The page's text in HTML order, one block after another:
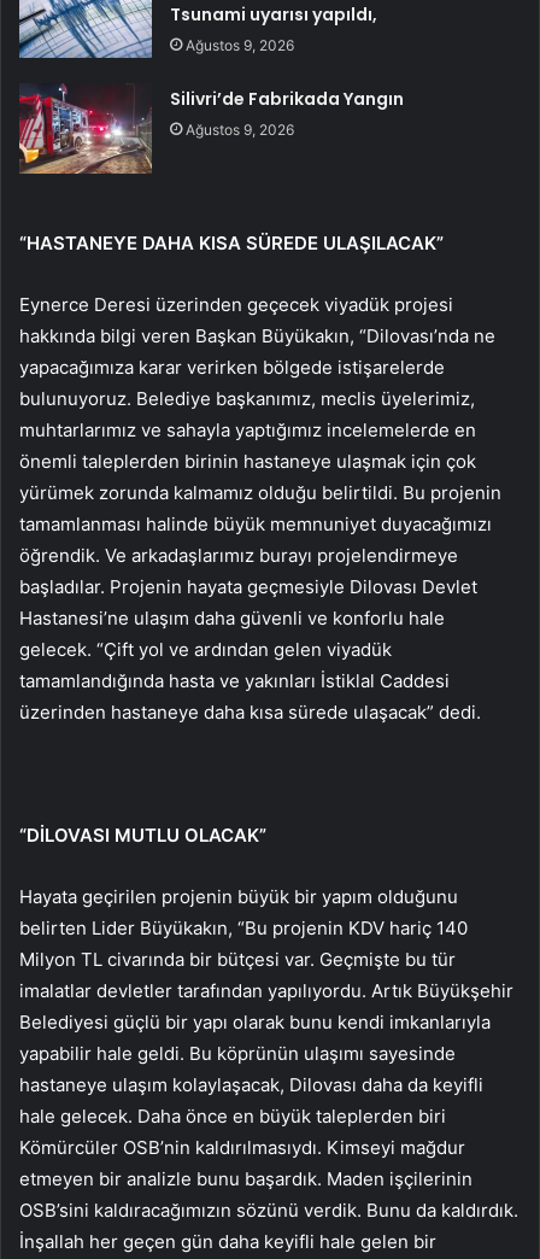
Tsunami uyarısı yapıldı,
Ağustos 9, 2026
Silivri’de Fabrikada Yangın
Ağustos 9, 2026
“HASTANEYE DAHA KISA SÜREDE ULAŞILACAK”
Eynerce Deresi üzerinden geçecek viyadük projesi
hakkında bilgi veren Başkan Büyükakın, “Dilovası’nda ne
yapacağımıza karar verirken bölgede istişarelerde
bulunuyoruz. Belediye başkanımız, meclis üyelerimiz,
muhtarlarımız ve sahayla yaptığımız incelemelerde en
önemli taleplerden birinin hastaneye ulaşmak için çok
yürümek zorunda kalmamız olduğu belirtildi. Bu projenin
tamamlanması halinde büyük memnuniyet duyacağımızı
öğrendik. Ve arkadaşlarımız burayı projelendirmeye
başladılar. Projenin hayata geçmesiyle Dilovası Devlet
Hastanesi’ne ulaşım daha güvenli ve konforlu hale
gelecek. “Çift yol ve ardından gelen viyadük
tamamlandığında hasta ve yakınları İstiklal Caddesi
üzerinden hastaneye daha kısa sürede ulaşacak” dedi.
“DİLOVASI MUTLU OLACAK”
Hayata geçirilen projenin büyük bir yapım olduğunu
belirten Lider Büyükakın, “Bu projenin KDV hariç 140
Milyon TL civarında bir bütçesi var. Geçmişte bu tür
imalatlar devletler tarafından yapılıyordu. Artık Büyükşehir
Belediyesi güçlü bir yapı olarak bunu kendi imkanlarıyla
yapabilir hale geldi. Bu köprünün ulaşımı sayesinde
hastaneye ulaşım kolaylaşacak, Dilovası daha da keyifli
hale gelecek. Daha önce en büyük taleplerden biri
Kömürcüler OSB’nin kaldırılmasıydı. Kimseyi mağdur
etmeyen bir analizle bunu başardık. Maden işçilerinin
OSB’sini kaldıracağımızın sözünü verdik. Bunu da kaldırdık.
İnşallah her geçen gün daha keyifli hale gelen bir